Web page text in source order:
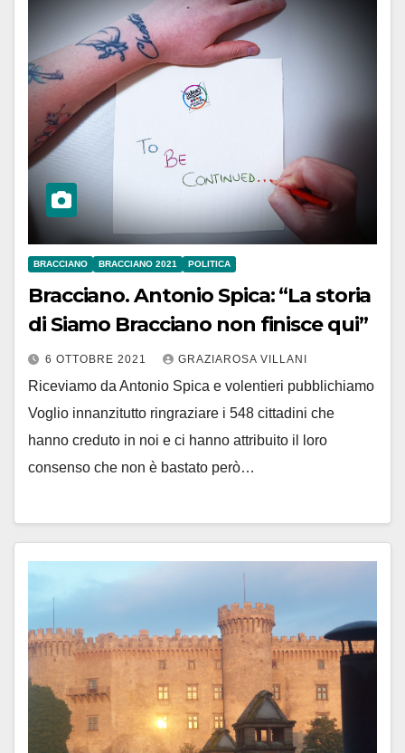
BRACCIANO BRACCIANO 2021 POLITICA
Bracciano. Antonio Spica: “La storia
di Siamo Bracciano non finisce qui”
6 OTTOBRE 2021 GRAZIAROSA VILLANI
Riceviamo da Antonio Spica e volentieri pubblichiamo
Voglio innanzitutto ringraziare i 548 cittadini che
hanno creduto in noi e ci hanno attribuito il loro
consenso che non è bastato però…